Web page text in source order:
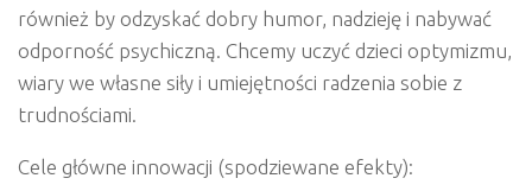
również by odzyskać dobry humor, nadzieję i nabywać
odporność psychiczną. Chcemy uczyć dzieci optymizmu,
wiary we własne siły i umiejętności radzenia sobie z
trudnościami.
Cele główne innowacji (spodziewane efekty):